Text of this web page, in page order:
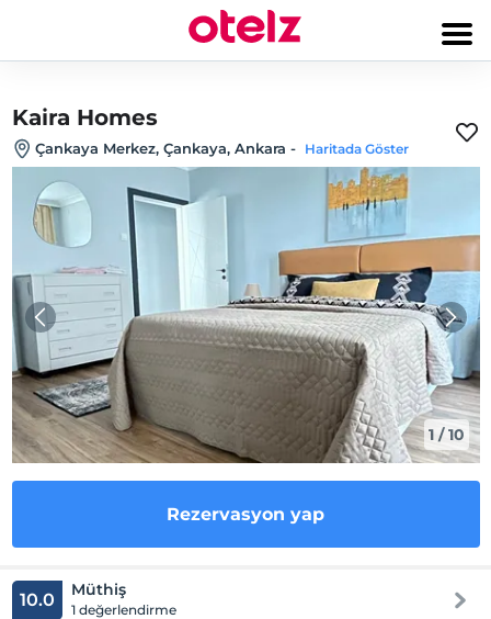
Kaira Homes
Çankaya Merkez, Çankaya, Ankara - Haritada Göster
1 /10
Rezervasyon yap
10.0 Müthiş
1 değerlendirme